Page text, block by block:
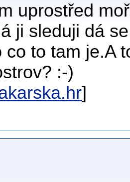
uprostřed
ji sleduji dá
co to tam je.A
:-)
]